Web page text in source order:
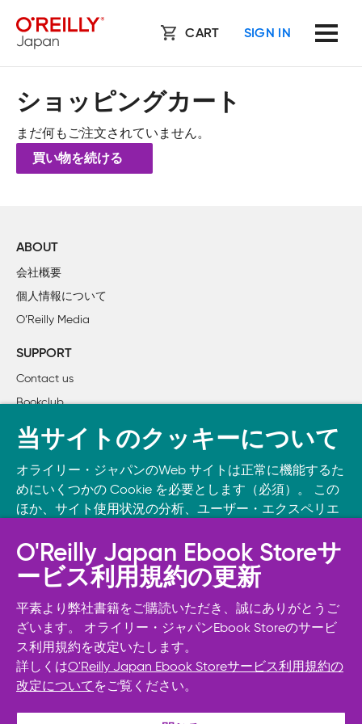
CART SIGN IN
ショッピングカート
まだ何もご注文されていません。
買い物を続ける
ABOUT
会社概要
個人情報について
O’Reilly Media
SUPPORT
Contact us
Bookclub
書籍注文
Take O’Reilly with you and learn anywhere, anytime on your
phone
and tablet.
© 2026, O’Reilly Japan, Inc. oreilly.co.jpに掲載されているすべて
当サイトのクッキーについて
オライリー・ジャパンのWeb サイトは正常に機能するた
めにいくつかの Cookie を必要とします（必須）。 この
ほか、サイト使用状況の分析、ユーザー・エクスペリエ
その他の Cookie を使用することがあります。 詳細につ
いては Cookie設定をご確認ください。
また、オライリー・ジャパンのプライバシーポリシーに
ついては 個人情報保護方針をご確認ください。
Cookie設定
必須Cookie以外を拒否する
O'Reilly Japan Ebook Storeサ
ービス利用規約の更新
平素より弊社書籍をご購読いただき、誠にありがとうご
ざいます。 オライリー・ジャパンEbook Storeのサービ
ス利用規約を改定いたします。
詳しくはO'Reilly Japan Ebook Storeサービス利用規約の
改定について をご覧ください。